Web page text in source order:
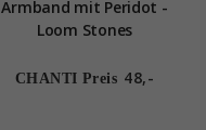
Armband mit Peridot -
Loom Stones
CHANTI Preis 48,-